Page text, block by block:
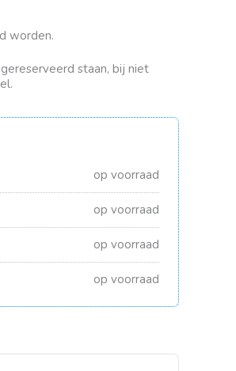
worden.
staan, bij niet
op voorraad
op voorraad
op voorraad
op voorraad